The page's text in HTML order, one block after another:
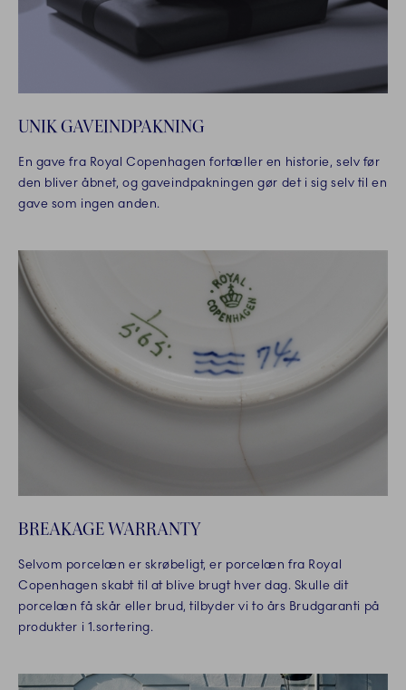
UNIK GAVEINDPAKNING
En gave fra Royal Copenhagen fortæller en historie, selv før
den bliver åbnet, og gaveindpakningen gør det i sig selv til en
gave som ingen anden.
BREAKAGE WARRANTY
Selvom porcelæn er skrøbeligt, er porcelæn fra Royal
Copenhagen skabt til at blive brugt hver dag. Skulle dit
porcelæn få skår eller brud, tilbyder vi to års Brudgaranti på
produkter i 1.sortering.